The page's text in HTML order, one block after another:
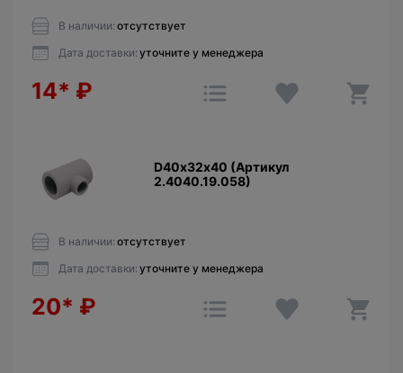
В наличии: отсутствует
Дата доставки: уточните у менеджера
14* ₽
D40х32х40 (Артикул
2.4040.19.058)
В наличии: отсутствует
Дата доставки: уточните у менеджера
20* ₽